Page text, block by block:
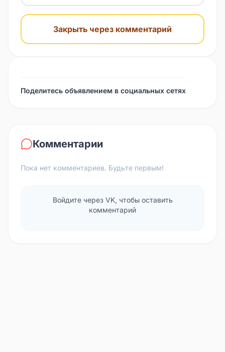
Закрыть через комментарий
Поделитесь объявлением в социальных сетях
Комментарии
Пока нет комментариев. Будьте первым!
Войдите через VK, чтобы оставить
комментарий